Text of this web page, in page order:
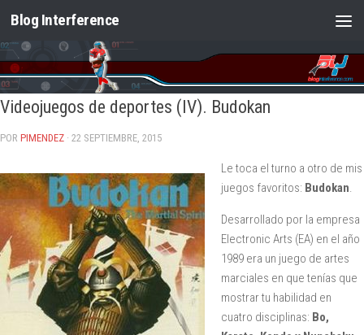
Saltar al contenido
Blog Interference
Videojuegos de deportes (IV). Budokan
POR PIMENDEZ · 22 SEPTIEMBRE, 2015
Le toca el turno a otro de mis
juegos favoritos: Budokan.
Desarrollado por la empresa
Electronic Arts (EA) en el año
1989 era un juego de artes
marciales en que tenías que
mostrar tu habilidad en
cuatro disciplinas: Bo,